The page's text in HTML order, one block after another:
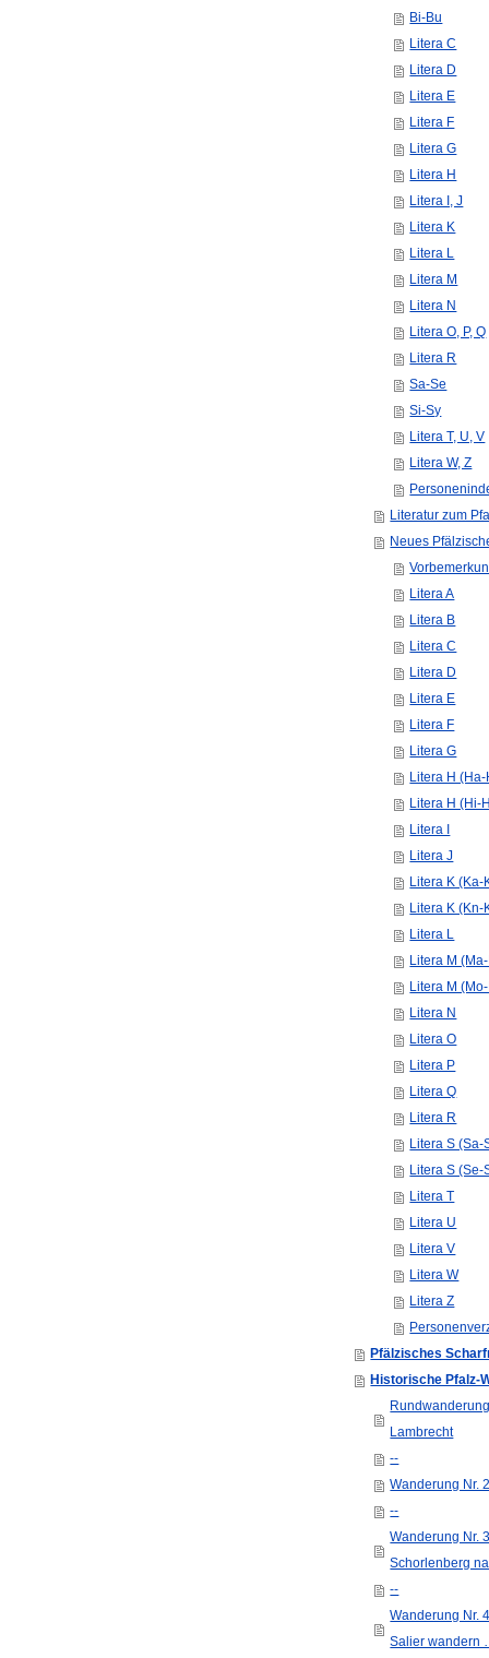
Bi-Bu
Litera C
Litera D
Litera E
Litera F
Litera G
Litera H
Litera I, J
Litera K
Litera L
Litera M
Litera N
Litera O, P, Q
Litera R
Sa-Se
Si-Sy
Litera T, U, V
Litera W, Z
Literatur zum
Neues
Litera A
Litera B
Litera C
Litera D
Litera E
Litera F
Litera G
Litera H
Litera H (Hi-
Litera I
Litera J
Litera K (Ka-
Litera K (Kn-
Litera L
Litera M
Litera M
Litera N
Litera O
Litera P
Litera Q
Litera R
Litera S (Sa-
Litera S (Se-
Litera T
Litera U
Litera V
Litera W
Litera Z
Pfälzisches
Historische Pfalz-
Lambrecht
--
Wanderung Nr.
--
Wanderung Nr.
Schorlenberg
--
Wanderung Nr.
Salier wandern